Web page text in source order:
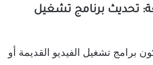
تحديث برنامج تشغيل
برامج تشغيل الفيديو القديمة أو